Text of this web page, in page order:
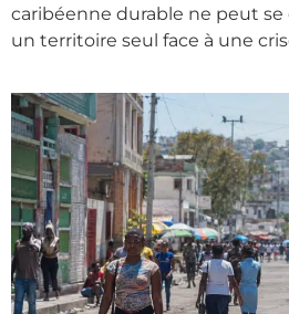
caribéenne durable ne peut
un territoire seul face à une